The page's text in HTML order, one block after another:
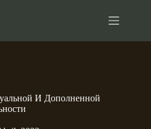
И Дополненной